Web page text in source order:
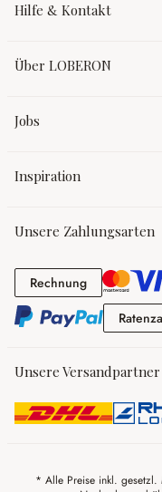
Hilfe & Kontakt
Über LOBERON
Jobs
Inspiration
Unsere Zahlungsarten
RechnungRechnung
Unsere Versandpartner
* Alle Preise inkl. gesetzl.